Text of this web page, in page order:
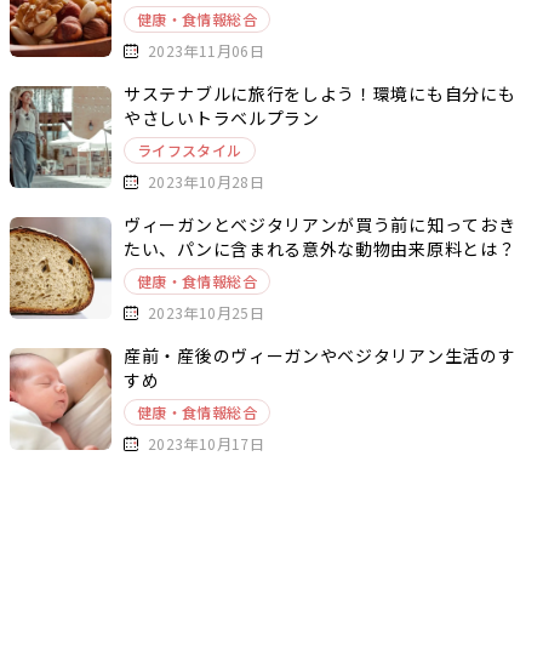
健康・食情報総合
2023年11月06日
サステナブルに旅行をしよう！環境にも自分にも
やさしいトラベルプラン
ライフスタイル
2023年10月28日
ヴィーガンとベジタリアンが買う前に知っておき
たい、パンに含まれる意外な動物由来原料とは？
健康・食情報総合
2023年10月25日
産前・産後のヴィーガンやベジタリアン生活のす
すめ
健康・食情報総合
2023年10月17日